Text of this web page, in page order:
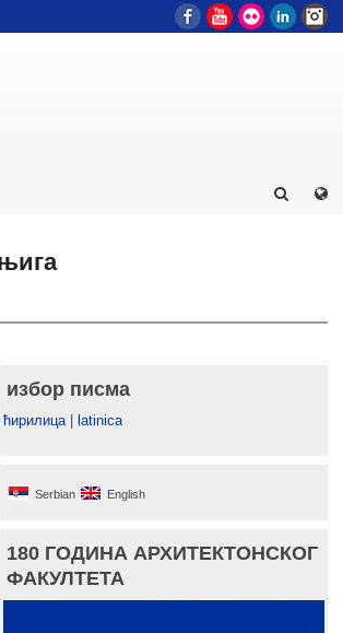
FacebookYouTube
Flickr LinkedIn
избор писма
ћирилица| latinica
Serbian English
180 ГОДИНА АРХИТЕКТОНСКОГ
ФАКУЛТЕТА